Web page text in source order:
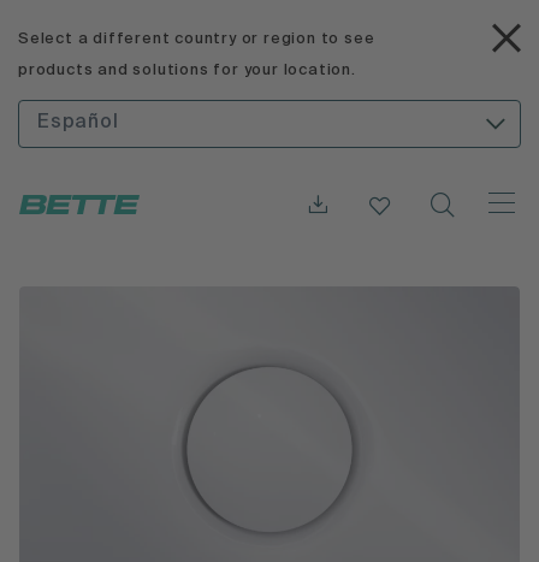
Select a different country or region to see
products and solutions for your location.
Español